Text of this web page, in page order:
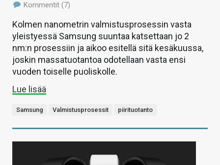
Kommentit (7)
Kolmen nanometrin valmistusprosessin vasta
yleistyessä Samsung suuntaa katsettaan jo 2
nm:n prosessiin ja aikoo esitellä sitä kesäkuussa,
joskin massatuotantoa odotellaan vasta ensi
vuoden toiselle puoliskolle.
Lue lisää
Samsung Valmistusprosessit piirituotanto